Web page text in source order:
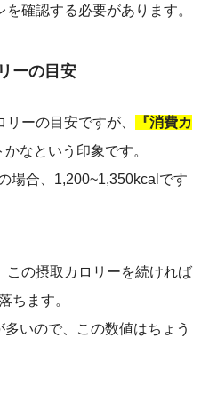
確認する必要があります。
ーの目安
ーの目安ですが、
『消費カ
かなという印象です。
場合、1,200~1,350kcalです
この摂取カロリーを続ければ
ちます。
いので、この数値はちょう